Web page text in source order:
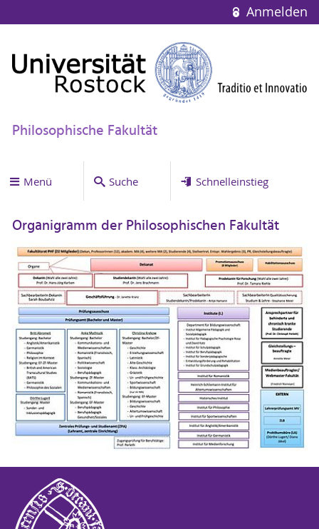
Anmelden
Philosophische Fakultät
Menü Suche Schnelleinstieg
Organigramm der Philosophischen Fakultät